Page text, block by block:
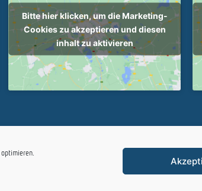
optimieren.
Bitte hier klicken, um die Marketing-
Cookies zu akzeptieren und diesen
inhalt zu aktivieren
Planersocietät - Alle Rechte vorbehalten |